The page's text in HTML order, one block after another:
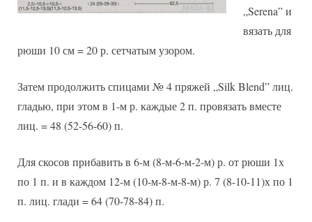
„Serena” и
вязать для
рюши 10 см = 20 р. сетчатым узором.
Затем продолжить спицами № 4 пряжей „Silk Blend” лиц.
гладью, при этом в 1-м р. каждые 2 п. провязать вместе
лиц. = 48 (52-56-60) п.
Для скосов прибавить в 6-м (8-м-6-м-2-м) р. от рюши 1х
по 1 п. и в каждом 12-м (10-м-8-м-8-м) р. 7 (8-10-11)х по 1
п. лиц. глади = 64 (70-78-84) п.